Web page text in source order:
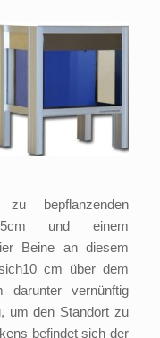
bepflanzenden
und einem
Beine an diesem
cm über dem
darunter vernünftig
um den Standort zu
befindet sich der